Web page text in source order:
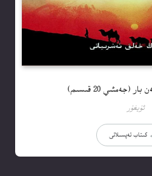
(جەمئىي 20 قىسىم)
ئۇيغۇر
كىتاب تەپسىلاتى